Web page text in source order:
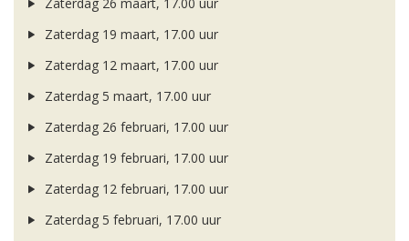
Zaterdag 26 maart, 17.00 uur
Zaterdag 19 maart, 17.00 uur
Zaterdag 12 maart, 17.00 uur
Zaterdag 5 maart, 17.00 uur
Zaterdag 26 februari, 17.00 uur
Zaterdag 19 februari, 17.00 uur
Zaterdag 12 februari, 17.00 uur
Zaterdag 5 februari, 17.00 uur